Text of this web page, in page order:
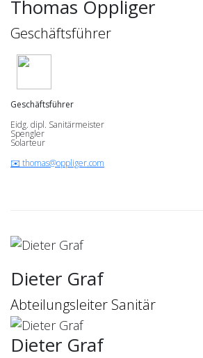
Thomas Oppliger
Geschäftsführer
Geschäftsführer
Eidg. dipl. Sanitärmeister
Spengler
Solarteur
✉️ thomas@oppliger.com
Dieter Graf
Abteilungsleiter Sanitär
Dieter Graf